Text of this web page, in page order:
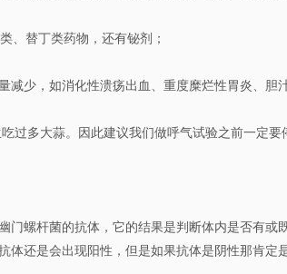
、替丁类药物，还有铋剂；
减少，如消化性溃疡出血、重度糜烂性胃炎、胆
过多大蒜。因此建议我们做呼气试验之前一定
门螺杆菌的抗体，它的结果是判断体内是否有
体还是会出现阳性，但是如果抗体是阴性那肯